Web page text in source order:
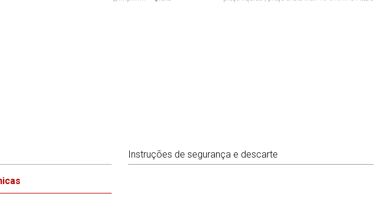
Instruções de segurança e descarte